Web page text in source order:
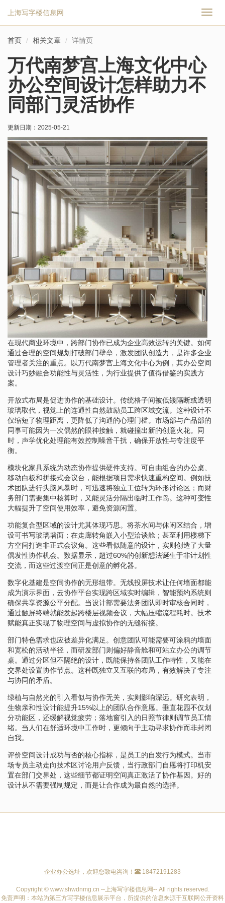
切
上海写字楼信息网
首页 相关文章 详情页
万代南梦宫上海文化中心
办公空间设计怎样助力不
同部门灵活协作
更新日期： 2025-05-21
在现代商业环境中，跨部门协作已成为企业高效运转的关键。如何
通过合理的空间规划打破部门壁垒，激发团队创造力，是许多企业
管理者关注的重点。以万代南梦宫上海文化中心为例，其办公空间
设计巧妙融合功能性与灵活性，为行业提供了值得借鉴的实践方
案。
开放式布局是促进协作的基础设计。传统格子间被低矮隔断或透明
玻璃取代，视觉上的连通性自然鼓励员工跨区域交流。这种设计不
仅缩短了物理距离，更降低了沟通的心理门槛。市场部与产品部的
同事可能因为一次偶然的眼神接触，就碰撞出新的创意火花。同
时，声学优化处理能有效控制噪音干扰，确保开放性与专注度平
衡。
模块化家具系统为动态协作提供硬件支持。可自由组合的办公桌、
移动白板和拼接式会议台，能根据项目需求快速重构空间。例如技
术团队进行头脑风暴时，可迅速将独立工位转为环形讨论区；而财
务部门需要集中核算时，又能灵活分隔出临时工作岛。这种可变性
大幅提升了空间使用效率，避免资源闲置。
功能复合型区域的设计尤其体现巧思。将茶水间与休闲区结合，增
设可书写玻璃墙面；在走廊转角嵌入小型洽谈舱；甚至利用楼梯下
方空间打造非正式会议角。这些看似随意的设计，实则创造了大量
偶发性协作机会。数据显示，超过60%的创新想法诞生于非计划性
交流，而这些过渡空间正是创意的孵化器。
数字化基建是空间协作的无形纽带。无线投屏技术让任何墙面都能
成为演示界面，云协作平台实现跨区域实时编辑，智能预约系统则
确保共享资源公平分配。当设计部需要法务团队即时审核合同时，
通过触屏终端就能发起跨楼层视频会议，大幅压缩流程耗时。技术
赋能真正实现了物理空间与虚拟协作的无缝衔接。
部门特色需求也应被差异化满足。创意团队可能需要可涂鸦的墙面
和宽松的活动半径，而研发部门则偏好静音舱和可站立办公的调节
桌。通过分区但不隔绝的设计，既能保持各团队工作特性，又能在
交界处设置协作节点。这种既独立又互联的布局，有效解决了专注
与协同的矛盾。
绿植与自然光的引入看似与协作无关，实则影响深远。研究表明，
生物亲和性设计能提升15%以上的团队合作意愿。垂直花园不仅划
分功能区，还缓解视觉疲劳；落地窗引入的日照节律则调节员工情
绪。当人们在舒适环境中工作时，更倾向于主动寻求协作而非封闭
自我。
评价空间设计成功与否的核心指标，是员工的自发行为模式。当市
场专员主动走向技术区讨论用户反馈，当行政部门自愿将打印机安
置在部门交界处，这些细节都证明空间真正激活了协作基因。好的
设计从不需要强制规定，而是让合作成为最自然的选择。
企业办公选址，欢迎您致电咨询！ 18472191283
Copyright © www.shwdnmg.cn --上海写字楼信息网-- All rights reserved.
免责声明：本站为第三方写字楼信息展示平台，所提供的信息来源于互联网公开资料